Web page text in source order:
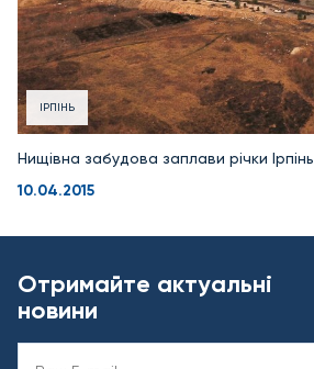
ІРПІНЬ
Нищівна забудова заплави річки Ірпінь
10.04.2015
Отримайте актуальні
новини